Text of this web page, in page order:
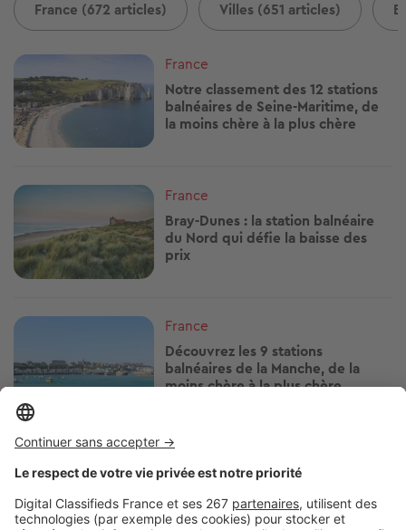
France (672 articles) Villes (651 articles)
Image
France
Notre classement des 12 stations
balnéaires de Seine-Maritime, de
la moins chère à la plus chère
Image
France
Bray-Dunes : la station balnéaire
du Nord qui défie la baisse des
prix
Image
France
Découvrez les 9 stations
balnéaires de la Manche, de la
moins chère à la plus chère
Image
Notre classement des 8 stations
balnéaires de Corse-du-Sud, de la
moins chère à la plus chère